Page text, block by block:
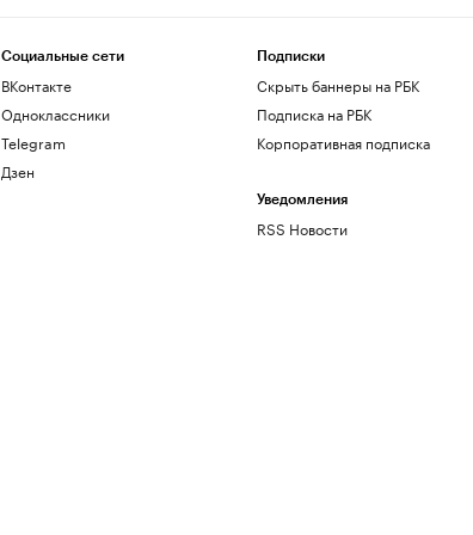
Социальные сети
ВКонтакте
Одноклассники
Telegram
Дзен
Подписки
Скрыть баннеры на РБК
Подписка на РБК
Корпоративная подписка
Уведомления
RSS Новости